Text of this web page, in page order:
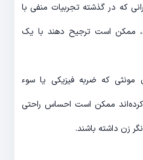
که در گذشته تجربیات منفی با
ممکن است ترجیح دهند با یک
مونثی که ضربه فیزیکی یا سوء
ممکن است احساس راحتی
زن داشته باشند.